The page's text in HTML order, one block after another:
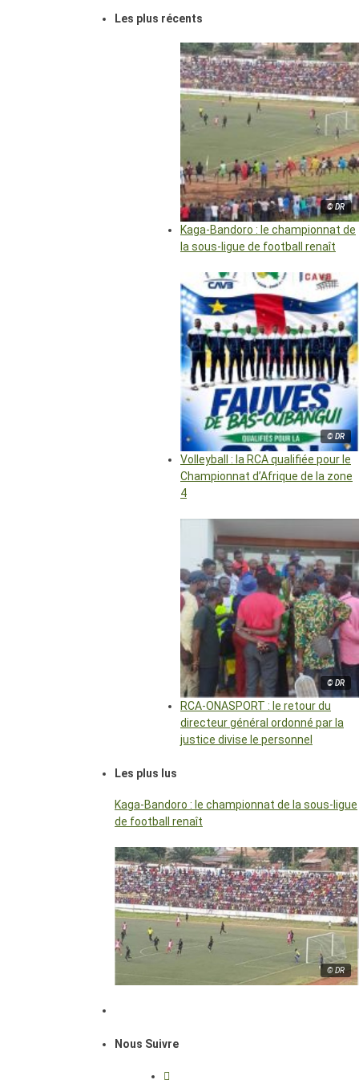
Les plus récents
© DR
Kaga-Bandoro : le championnat de
la sous-ligue de football renaît
© DR
Volleyball : la RCA qualifiée pour le
Championnat d’Afrique de la zone
4
© DR
RCA-ONASPORT : le retour du
directeur général ordonné par la
justice divise le personnel
Les plus lus
Kaga-Bandoro : le championnat de la sous-ligue
de football renaît
© DR
Nous Suivre